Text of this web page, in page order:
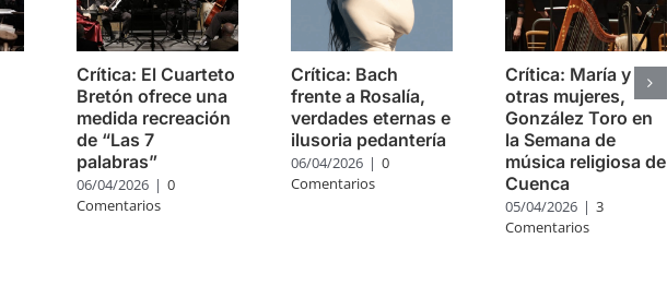
Crítica: El Cuarteto
Bretón ofrece una
medida recreación
de “Las 7
palabras”
06/04/2026 | 0
Comentarios
Crítica: Bach
frente a Rosalía,
verdades eternas e
ilusoria pedantería
06/04/2026 | 0
Comentarios
Crítica: María y
otras mujeres,
González Toro en
la Semana de
música religiosa de
Cuenca
05/04/2026 | 3
Comentarios